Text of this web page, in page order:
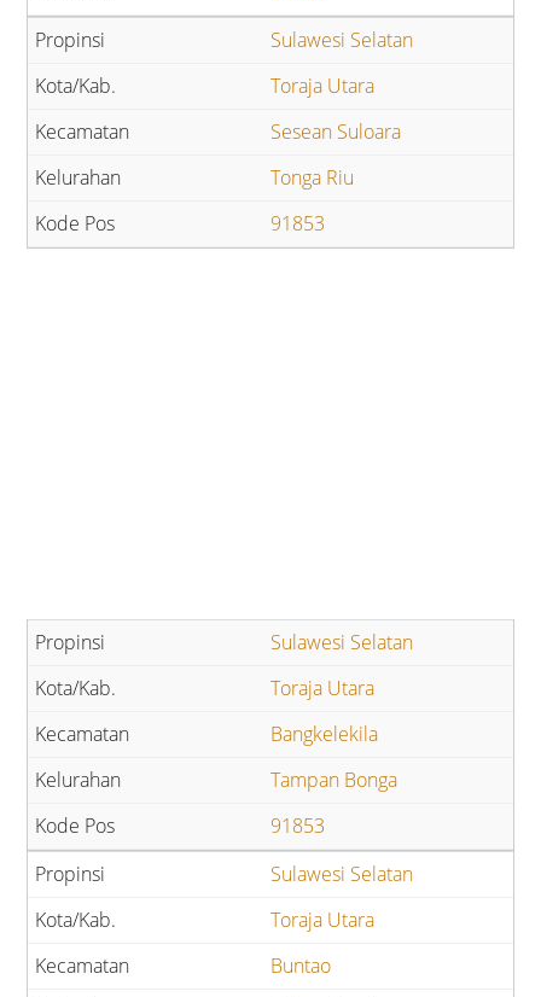
Sulawesi Selatan
Toraja Utara
Sesean Suloara
Tonga Riu
91853
Sulawesi Selatan
Toraja Utara
Bangkelekila
Tampan Bonga
91853
Sulawesi Selatan
Toraja Utara
Buntao